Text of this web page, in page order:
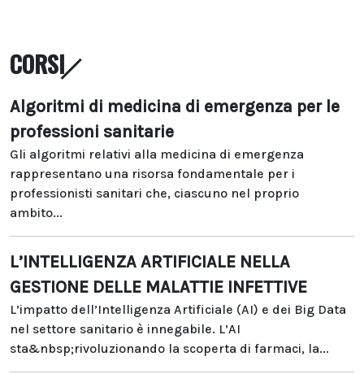
CORSI
Algoritmi di medicina di emergenza per le
professioni sanitarie
Gli algoritmi relativi alla medicina di emergenza
rappresentano una risorsa fondamentale per i
professionisti sanitari che, ciascuno nel proprio
ambito...
L’INTELLIGENZA ARTIFICIALE NELLA
GESTIONE DELLE MALATTIE INFETTIVE
L’impatto dell’Intelligenza Artificiale (AI) e dei Big Data
nel settore sanitario è innegabile. L’AI
sta&nbsp;rivoluzionando la scoperta di farmaci, la...